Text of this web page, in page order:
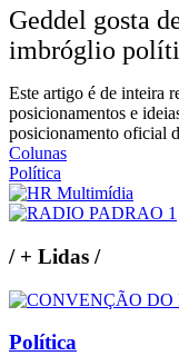
Geddel gosta
imbróglio
Este artigo é de inteira
posicionamentos e
posicionamento oficial
Colunas
Política
/+ Lidas /
Política